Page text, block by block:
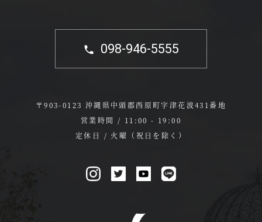
098-946-5555
〒903-0123 沖縄県中頭郡西原町字津花波431番地
営業時間 / 11:00 - 19:00
定休日 / 火曜（祝日を除く）